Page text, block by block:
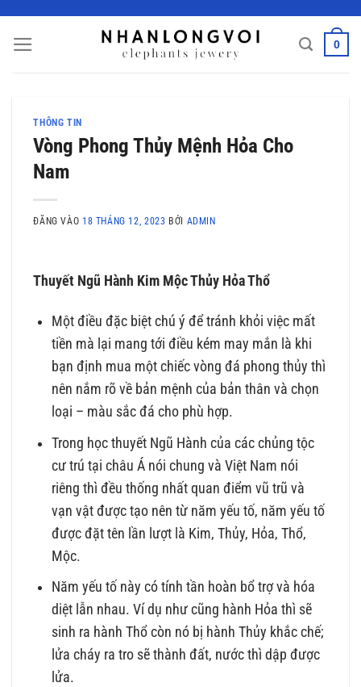
nội
0
THÔNG TIN
Vòng Phong Thủy Mệnh Hỏa Cho
Nam
ĐĂNG VÀO 18 THÁNG 12, 2023 BỞI ADMIN
Thuyết Ngũ Hành Kim Mộc Thủy Hỏa Thổ
Một điều đặc biệt chú ý để tránh khỏi việc mất
tiền mà lại mang tới điều kém may mắn là khi
bạn định mua một chiếc vòng đá phong thủy thì
nên nắm rõ về bản mệnh của bản thân và chọn
loại – màu sắc đá cho phù hợp.
Trong học thuyết Ngũ Hành của các chủng tộc
cư trú tại châu Á nói chung và Việt Nam nói
riêng thì đều thống nhất quan điểm vũ trũ và
vạn vật được tạo nên từ năm yếu tố, năm yếu tố
được đặt tên lần lượt là Kim, Thủy, Hỏa, Thổ,
Mộc.
Năm yếu tố này có tính tần hoàn bổ trợ và hóa
diệt lẫn nhau. Ví dụ như cũng hành Hỏa thì sẽ
sinh ra hành Thổ còn nó bị hành Thủy khắc chế;
lửa cháy ra tro sẽ thành đất, nước thì dập được
lửa.